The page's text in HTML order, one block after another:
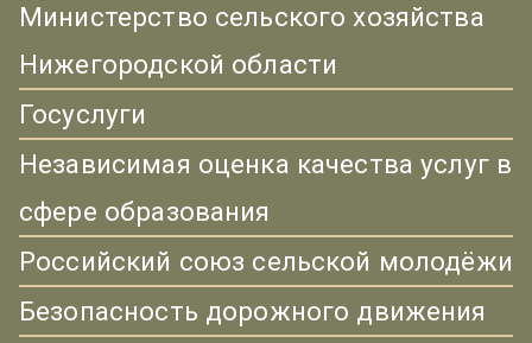
Министерство сельского хозяйства
Нижегородской области
Госуслуги
Независимая оценка качества услуг в
сфере образования
Российский союз сельской молодёжи
Безопасность дорожного движения